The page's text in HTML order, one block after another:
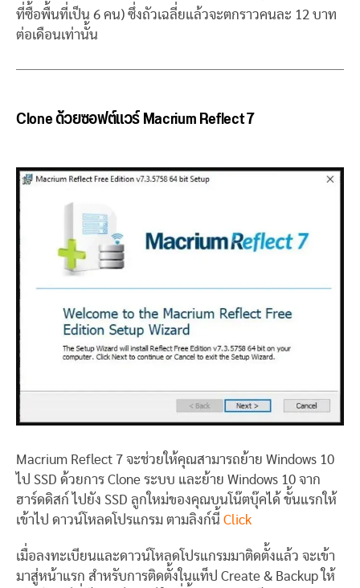
ที่ซื้อพื้นที่เป็น 6 คน) ซึ่งถัวเฉลี่ยแล้วจะตกราวคนละ 12 บาท
ต่อเดือนเท่านั้น
Clone ด้วยซอฟต์แวร์ Macrium Reflect 7
Macrium Reflect 7 จะช่วยให้คุณสามารถย้าย Windows 10
ไป SSD ด้วยการ Clone ระบบ และย้าย Windows 10 จาก
ฮาร์ดดิสก์ ไปยัง SSD ลูกใหม่ของคุณบนโน๊ตบุ๊คได้ ขั้นแรกให้
เข้าไป ดาวน์โหลดโปรแกรม ตามลิงก์นี้ Click
เมื่อลงทะเบียนและดาวน์โหลดโปรแกรมมาติดตั้งแล้ว จะเข้า
มาสู่หน้าแรก สำหรับการติดตั้งในแท็ป Create & Backup ให้